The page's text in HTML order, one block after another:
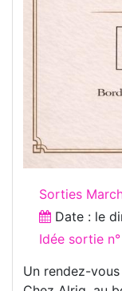
Sorties
Date : le
Idée sortie
Un rendez-